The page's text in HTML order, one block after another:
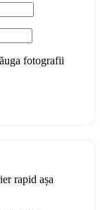
fotografii
rapid așa